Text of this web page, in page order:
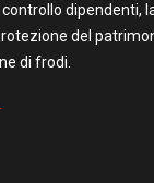
controllo dipendenti,
del
di frodi.